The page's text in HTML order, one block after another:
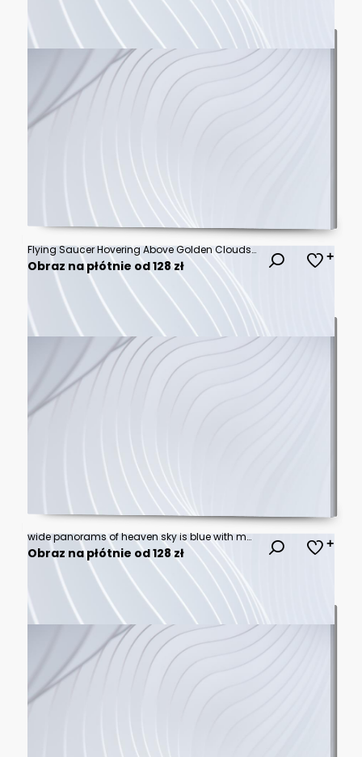
Flying Saucer Hovering Above Golden Clouds at Sunrise Sky
Obraz na płótnie od 128 zł
wide panorams of heaven sky is blue with many clouds. clouds are scattered throughout the sky and are of various sizes.
Obraz na płótnie od 128 zł